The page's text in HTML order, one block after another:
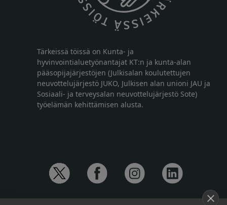
Tärkeissä töissä on Kunta- ja
hyvinvointialuetyönantajat KT:n ja kunta-alan
pääsopijajärjestöjen (Julkisalan koulutettujen
neuvottelujärjestö JUKO, Julkisen alan unioni JAU ja
Sosiaali- ja terveysalan neuvottelujärjestö Sote)
työelämän kehittämisen alusta.